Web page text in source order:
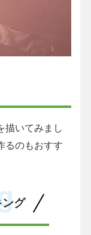
描いてみまし
るのもおすす
ング